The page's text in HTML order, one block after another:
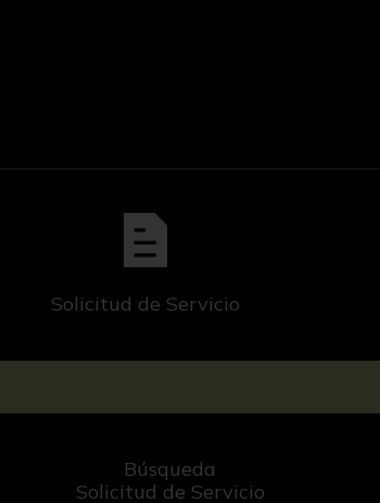
Solicitud de Servicio
Búsqueda
Solicitud de Servicio